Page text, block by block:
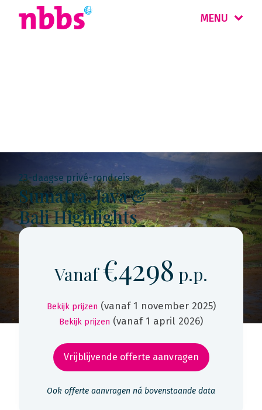
MENU
23-daagse privé-rondreis
Sumatra, Java &
Bali Highlights
Vanaf€4298 p.p.
Bekijk prijzen (vanaf 1 november 2025)
Bekijk prijzen (vanaf 1 april 2026)
Vrijblijvende offerte aanvragen
Ook offerte aanvragen ná bovenstaande data